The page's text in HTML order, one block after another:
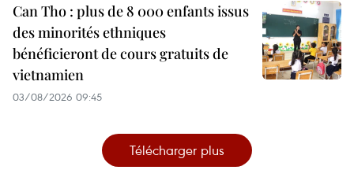
Can Tho : plus de 8 000 enfants issus
des minorités ethniques
bénéficieront de cours gratuits de
vietnamien
03/08/2026 09:45
Télécharger plus